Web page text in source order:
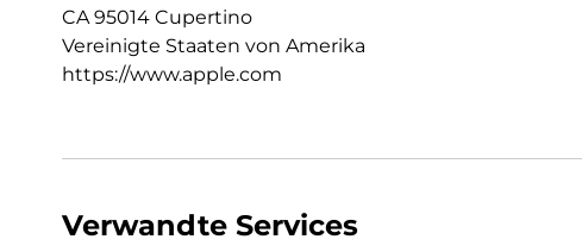
CA 95014 Cupertino
Vereinigte Staaten von Amerika
https://www.apple.com
Verwandte Services